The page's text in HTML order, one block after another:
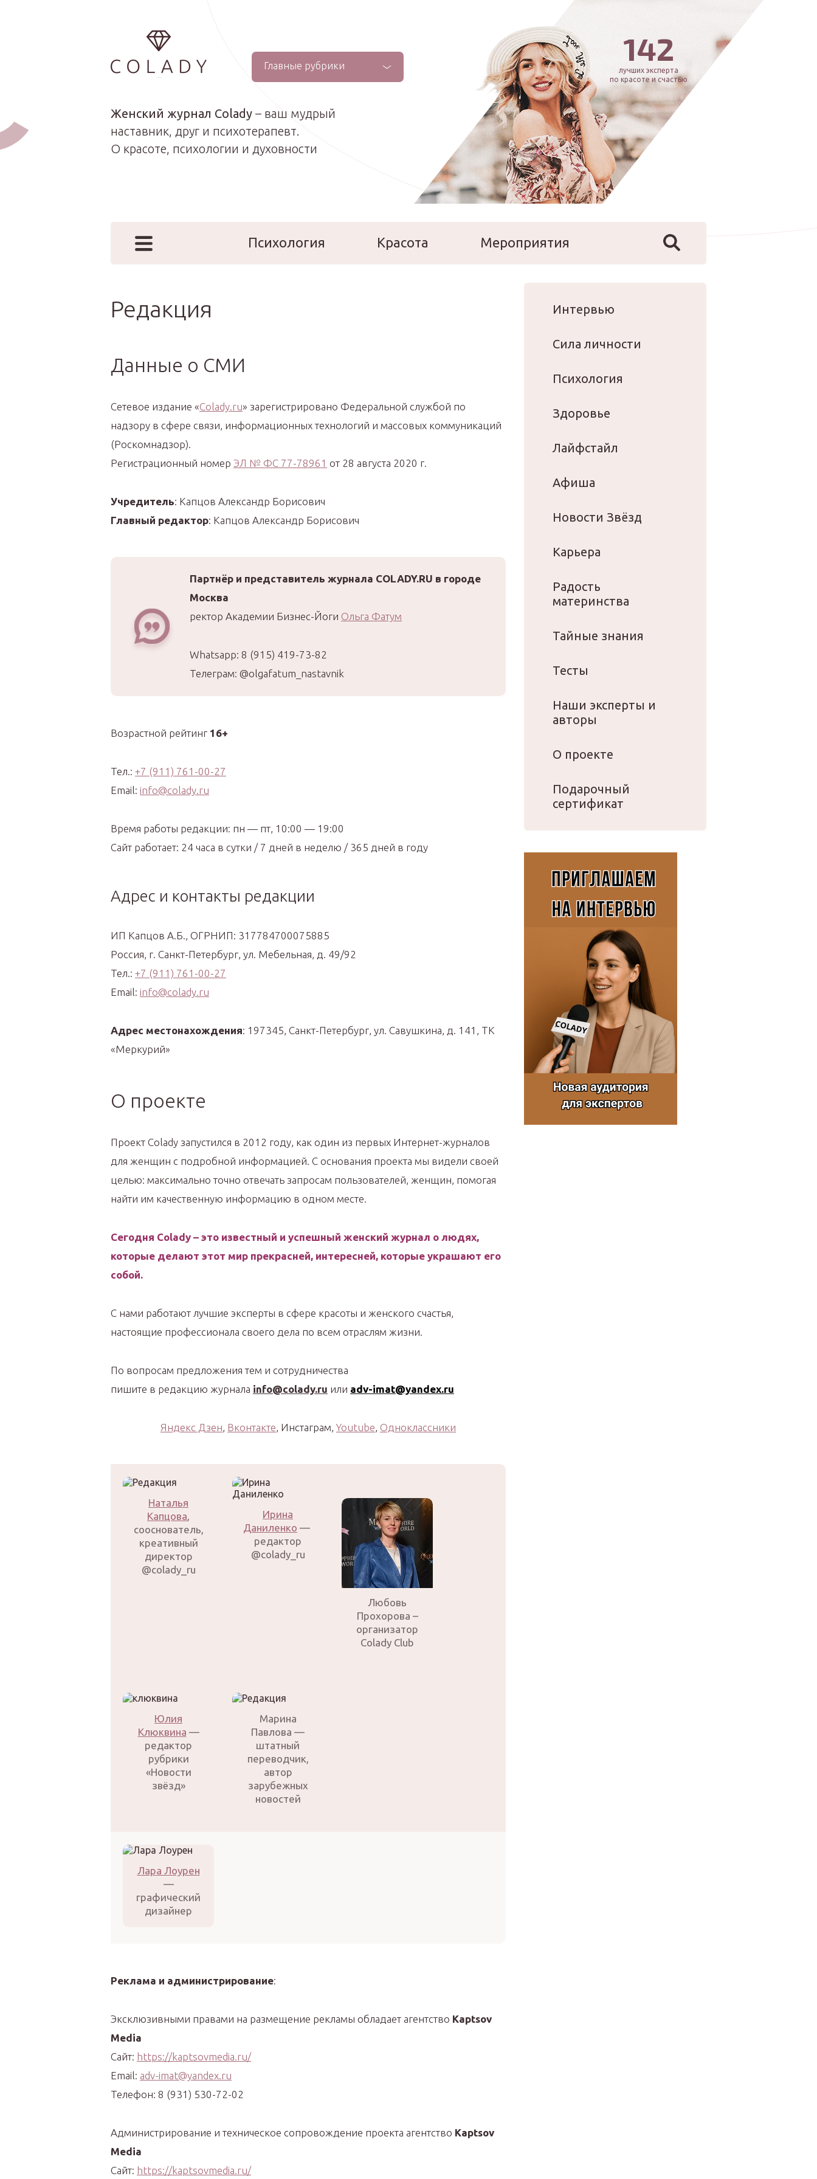
...
Главные рубрики
Женский журнал Colady – ваш мудрый
наставник, друг и психотерапевт.
О красоте, психологии и духовности
142
лучших эксперта
по красоте и счастью
Психология Красота
Мероприятия
Редакция
Данные о СМИ
Сетевое издание «Colady.ru» зарегистрировано Федеральной службой по
надзору в сфере связи, информационных технологий и массовых коммуникаций
(Роскомнадзор).
Регистрационный номер ЭЛ № ФС 77-78961 от 28 августа 2020 г.
Учредитель: Капцов Александр Борисович
Главный редактор: Капцов Александр Борисович
Партнёр и представитель журнала COLADY.RU в городе
Москва
ректор Академии Бизнес-Йоги Ольга Фатум
Whatsapp: 8 (915) 419-73-82
Телеграм: @olgafatum_nastavnik
Возрастной рейтинг 16+
Тел.: +7 (911) 761-00-27
Email: info@colady.ru
Время работы редакции: пн — пт, 10:00 — 19:00
Сайт работает: 24 часа в сутки / 7 дней в неделю / 365 дней в году
Aдрес и контакты редакции
ИП Капцов А.Б., ОГРНИП: 317784700075885
Россия, г. Санкт-Петербург, ул. Мебельная, д. 49/92
Тел.: +7 (911) 761-00-27
Email: info@colady.ru
Адрес местонахождения: 197345, Санкт-Петербург, ул. Савушкина, д. 141, ТК
«Меркурий»
О проекте
Проект Colady запустился в 2012 году, как один из первых Интернет-журналов
для женщин с подробной информацией. С основания проекта мы видели своей
целью: максимально точно отвечать запросам пользователей, женщин, помогая
найти им качественную информацию в одном месте.
Сегодня Colady – это известный и успешный женский журнал о людях,
которые делают этот мир прекрасней, интересней, которые украшают его
собой.
С нами работают лучшие эксперты в сфере красоты и женского счастья,
настоящие профессионала своего дела по всем отраслям жизни.
По вопросам предложения тем и сотрудничества
пишите в редакцию журнала info@colady.ru или adv-imat@yandex.ru
Яндекс Дзен, Вконтакте, Инстаграм, Youtube, Одноклассники
Наталья
Капцова,
сооснователь,
креативный
директор
@colady_ru
Ирина
Даниленко —
редактор
@colady_ru
Любовь
Прохорова –
организатор
Colady Club
Юлия
Клюквина —
редактор
рубрики
«Новости
звёзд»
Марина
Павлова —
штатный
переводчик,
автор
зарубежных
новостей
Лара Лоурен
—
графический
дизайнер
Реклама и администрирование:
Эксклюзивными правами на размещение рекламы обладает агентство Kaptsov
Media
Сайт: https://kaptsovmedia.ru/
Email: adv-imat@yandex.ru
Телефон: 8 (931) 530-72-02
Администрирование и техническое сопровождение проекта агентство Kaptsov
Media
Сайт: https://kaptsovmedia.ru/
Интервью
Сила личности
Психология
Здоровье
Лайфстайл
Афиша
Новости Звёзд
Карьера
Радость
материнства
Тайные знания
Тесты
Наши эксперты и
авторы
О проекте
Подарочный
сертификат